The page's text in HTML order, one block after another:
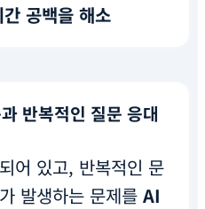
공백을 해소
반복적인 질문 응대
어 있고, 반복적인 문
발생하는 문제를 AI